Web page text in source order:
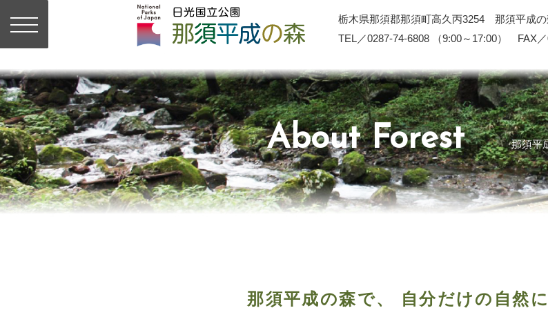
栃木県那須郡那須町高久丙3254 那須平成
TEL／0287-74-6808 （9:00～17:00） FAX
About Forest 那須平
那須平成の森で、 自分だけの自然